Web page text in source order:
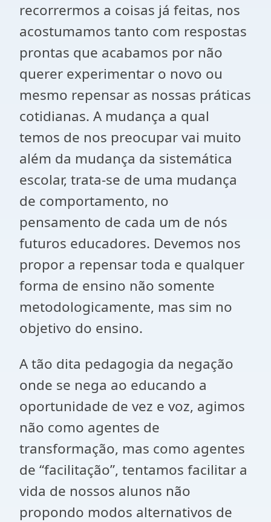
recorrermos a coisas já feitas, nos
acostumamos tanto com respostas
prontas que acabamos por não
querer experimentar o novo ou
mesmo repensar as nossas práticas
cotidianas. A mudança a qual
temos de nos preocupar vai muito
além da mudança da sistemática
escolar, trata-se de uma mudança
de comportamento, no
pensamento de cada um de nós
futuros educadores. Devemos nos
propor a repensar toda e qualquer
forma de ensino não somente
metodologicamente, mas sim no
objetivo do ensino.
A tão dita pedagogia da negação
onde se nega ao educando a
oportunidade de vez e voz, agimos
não como agentes de
transformação, mas como agentes
de “facilitação”, tentamos facilitar a
vida de nossos alunos não
propondo modos alternativos de